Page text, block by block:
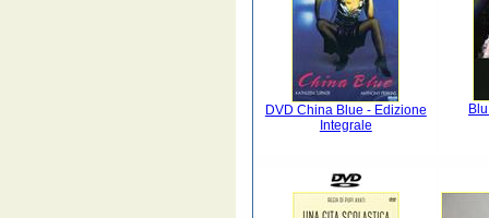
DVD China Blue - Edizione
Integrale